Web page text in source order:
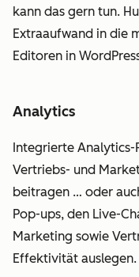
kann das gern tun.
Extraaufwand in die
Editoren in
Analytics
Integrierte Analytics-
Vertriebs- und
beitragen … oder
Pop-ups, den Live-
Marketing sowie
Effektivität auslegen.